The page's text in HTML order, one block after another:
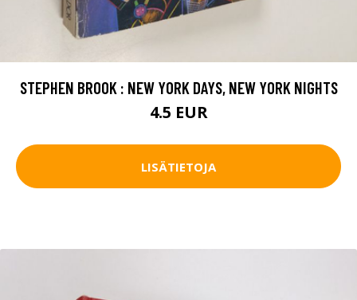
STEPHEN BROOK : NEW YORK DAYS, NEW YORK NIGHTS
4.5 EUR
LISÄTIETOJA